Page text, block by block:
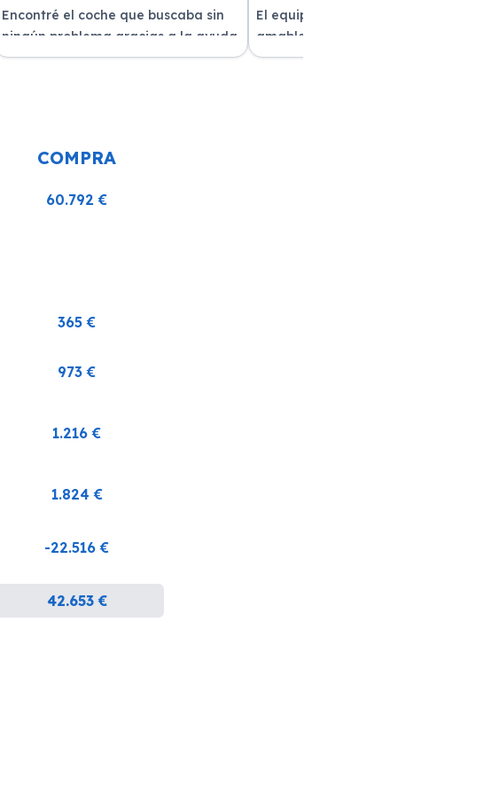
Encontré el coche que buscaba sin
ningún problema gracias a la ayuda
del equipo. La atención al cliente fue
El equipo fue muy profesional y
amable durante todo el proceso. La
entrega del vehículo fue rapidísima
COMPRA
60.792 €
365 €
973 €
1.216 €
1.824 €
-22.516 €
42.653 €